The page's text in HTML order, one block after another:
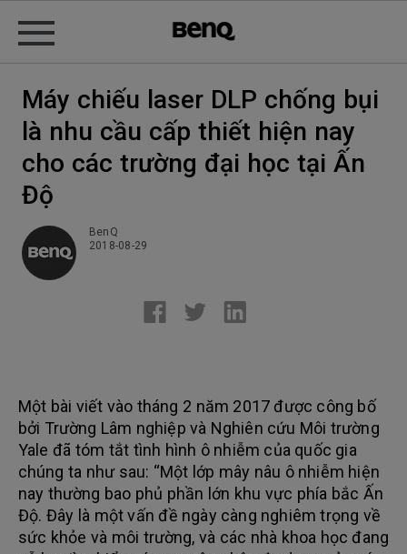
Máy chiếu laser DLP chống bụi
là nhu cầu cấp thiết hiện nay
cho các trường đại học tại Ấn
Độ
BenQ
2018-08-29
Một bài viết vào tháng 2 năm 2017 được công bố
bởi Trường Lâm nghiệp và Nghiên cứu Môi trường
Yale đã tóm tắt tình hình ô nhiễm của quốc gia
chúng ta như sau: “Một lớp mây nâu ô nhiễm hiện
nay thường bao phủ phần lớn khu vực phía bắc Ấn
Độ. Đây là một vấn đề ngày càng nghiêm trọng về
sức khỏe và môi trường, và các nhà khoa học đang